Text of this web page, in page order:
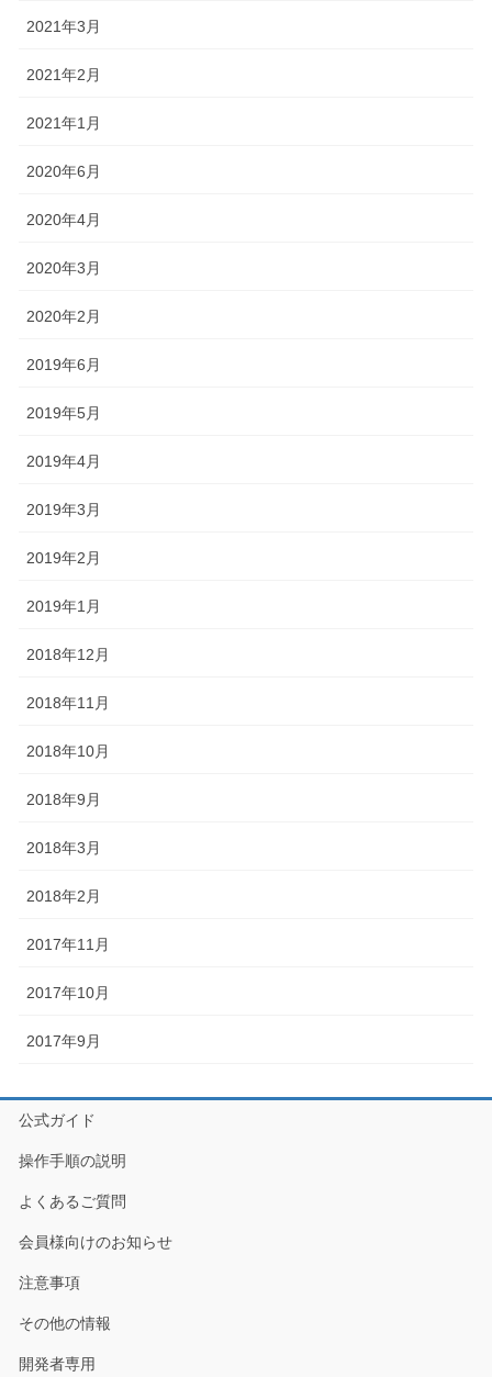
2021年3月
2021年2月
2021年1月
2020年6月
2020年4月
2020年3月
2020年2月
2019年6月
2019年5月
2019年4月
2019年3月
2019年2月
2019年1月
2018年12月
2018年11月
2018年10月
2018年9月
2018年3月
2018年2月
2017年11月
2017年10月
2017年9月
公式ガイド
操作手順の説明
よくあるご質問
会員様向けのお知らせ
注意事項
その他の情報
開発者専用